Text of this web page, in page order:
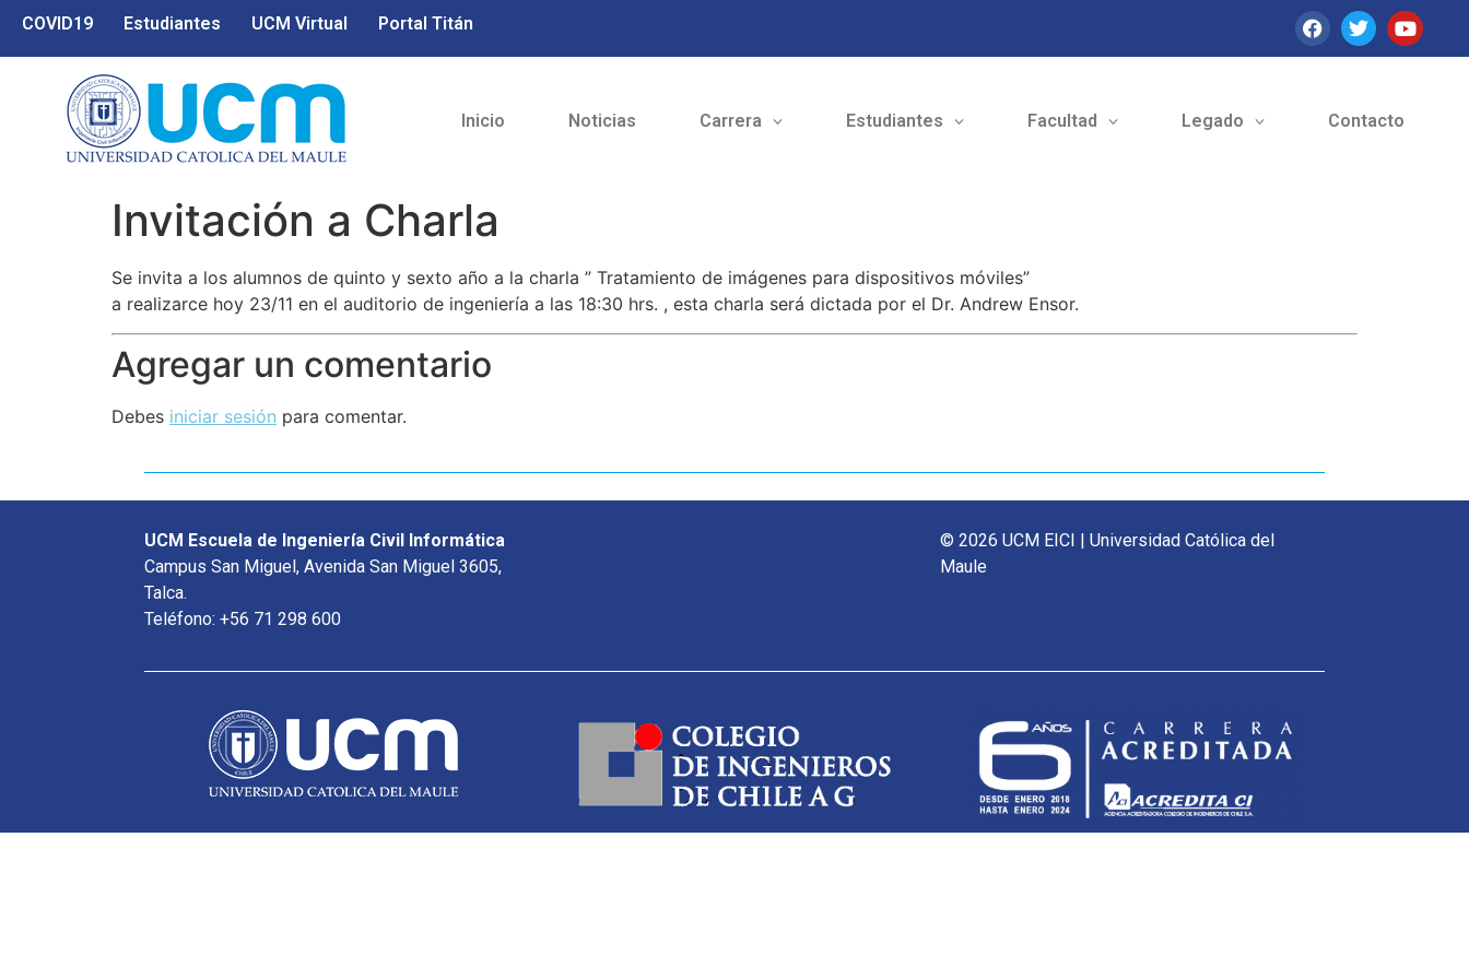
COVID19 Estudiantes UCM Virtual Portal Titán
Inicio Noticias Carrera Estudiantes Facultad Legado Contacto
Invitación a Charla
Se invita a los alumnos de quinto y sexto año a la charla ” Tratamiento de imágenes para dispositivos móviles”
a realizarce hoy 23/11 en el auditorio de ingeniería a las 18:30 hrs. , esta charla será dictada por el Dr. Andrew Ensor.
Agregar un comentario
Debes iniciar sesión para comentar.
UCM Escuela de Ingeniería Civil Informática
Campus San Miguel, Avenida San Miguel 3605,
Talca.
Teléfono: +56 71 298 600
© 2026 UCM EICI | Universidad Católica del
Maule